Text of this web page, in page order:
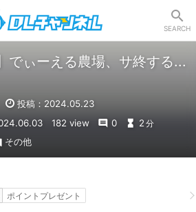
SEARCH
でぃーえる農場、サ終する...
投稿：2024.05.23
182 view 0 2 分
その他
ポイントプレゼント